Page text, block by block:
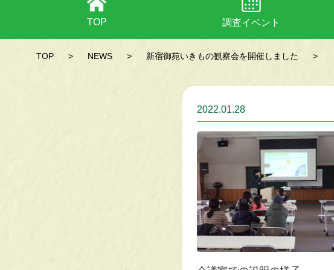
TOP 調査イベント
TOP > NEWS > 新宿御苑いきもの観察会を開催しました >
2022.01.28